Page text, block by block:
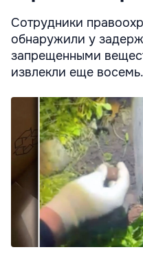
Сотрудники
обнаружили у
запрещенными
извлекли еще восемь.